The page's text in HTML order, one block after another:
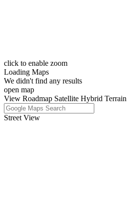
click to enable zoom
Loading Maps
We didn't find any results
open map
View Roadmap Satellite Hybrid Terrain
Street View